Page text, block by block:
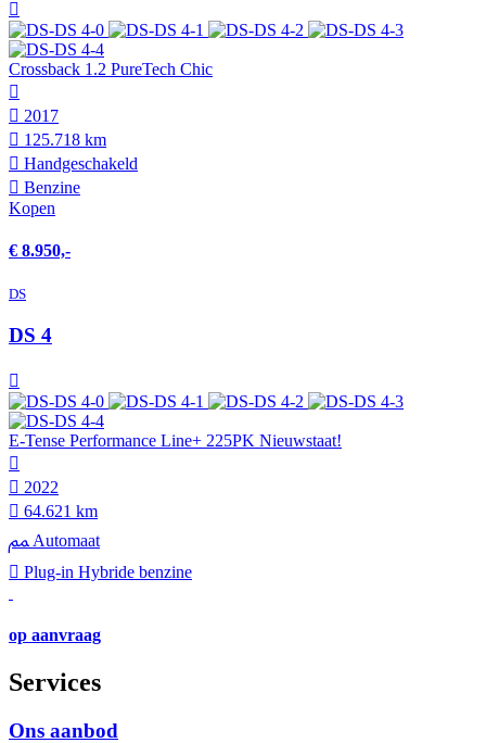
Crossback 1.2 PureTech Chic
2017
125.718 km
Hand­geschakeld
Benzine
Kopen
€ 8.950,-
DS
DS 4
E-Tense Performance Line+ 225PK Nieuwstaat!
2022
64.621 km
Automaat
Plug-in Hybride benzine
op aanvraag
Services
Ons aanbod